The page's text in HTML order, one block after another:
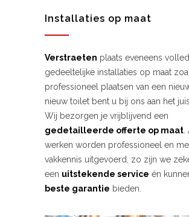
Installaties op maat
Verstraeten plaats eveneens
gedeeltelijke installaties op maat
professioneel plaatsen van een
nieuw toilet bent u bij ons aan het
Wij bezorgen je vrijblijvend een
gedetailleerde offerte op maat
werken worden professioneel en
vakkennis uitgevoerd, zo zijn we
een uitstekende service én
beste garantie bieden.